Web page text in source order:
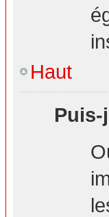
Haut
Puis-